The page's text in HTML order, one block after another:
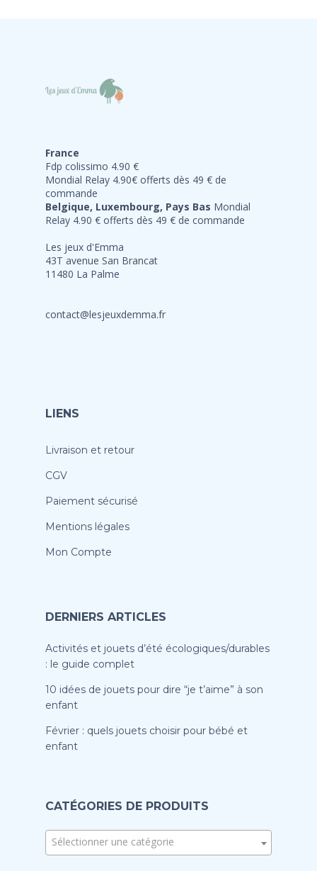
France
Fdp colissimo 4.90 €
Mondial Relay 4.90€ offerts dès 49 € de
commande
Belgique, Luxembourg, Pays Bas Mondial
Relay 4.90 € offerts dès 49 € de commande
Les jeux d'Emma
43T avenue San Brancat
11480 La Palme
contact@lesjeuxdemma.fr
LIENS
Livraison et retour
CGV
Paiement sécurisé
Mentions légales
Mon Compte
DERNIERS ARTICLES
Activités et jouets d’été écologiques/durables
: le guide complet
10 idées de jouets pour dire “je t’aime” à son
enfant
Février : quels jouets choisir pour bébé et
enfant
CATÉGORIES DE PRODUITS
Sélectionner une catégorie